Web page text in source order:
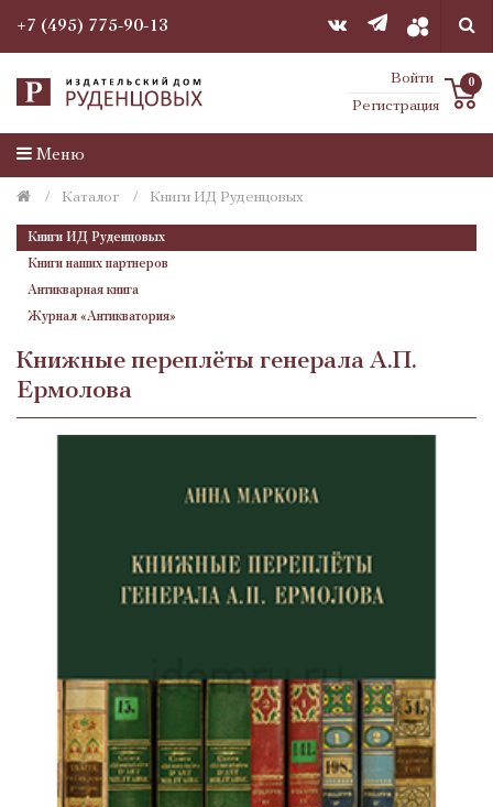
+7 (495) 775-90-13
Войти
Регистрация
0
Меню
Каталог Книги ИД Руденцовых
Книги ИД Руденцовых
Книги наших партнеров
Антикварная книга
Журнал «Антикватория»
Книжные переплёты генерала А.П.
Ермолова